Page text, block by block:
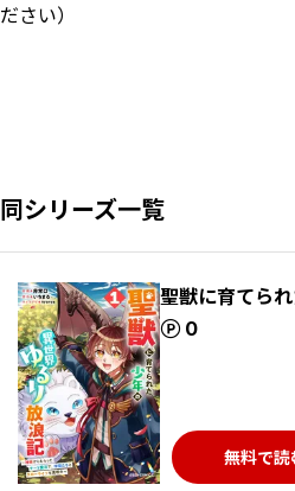
ださい）
同シリーズ一覧
聖獣に育てら
0
ポイント
無料で読